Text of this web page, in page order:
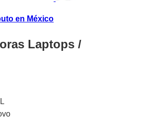
en México
Laptops /